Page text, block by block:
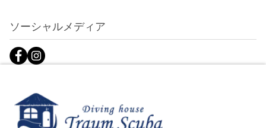
ソーシャルメディア